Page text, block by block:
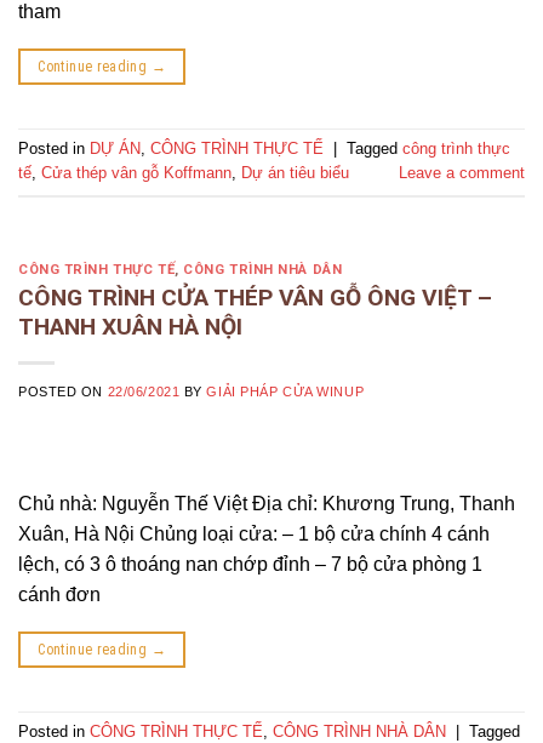
tham
Continue reading →
Posted in DỰ ÁN, CÔNG TRÌNH THỰC TẾ Tagged công trình thực
tế, Cửa thép vân gỗ Koffmann, Dự án tiêu biểu Leave a comment
CÔNG TRÌNH THỰC TẾ, CÔNG TRÌNH NHÀ DÂN
CÔNG TRÌNH CỬA THÉP VÂN GỖ ÔNG VIỆT –
THANH XUÂN HÀ NỘI
POSTED ON 22/06/2021 BYGIẢI PHÁP CỬA WINUP
Chủ nhà: Nguyễn Thế Việt Địa chỉ: Khương Trung, Thanh
Xuân, Hà Nội Chủng loại cửa: – 1 bộ cửa chính 4 cánh
lệch, có 3 ô thoáng nan chớp đỉnh – 7 bộ cửa phòng 1
cánh đơn
Continue reading →
Posted in CÔNG TRÌNH THỰC TẾ, CÔNG TRÌNH NHÀ DÂN
Tagged